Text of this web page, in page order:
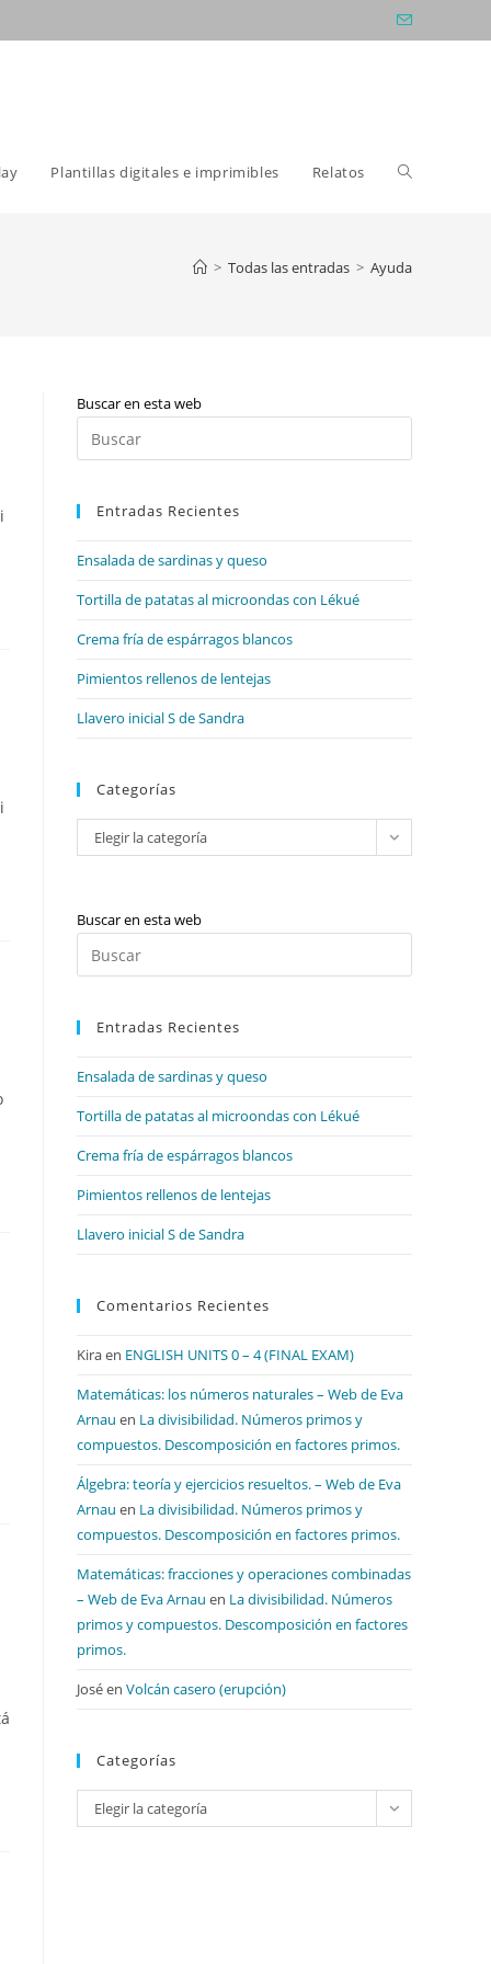
Plantillas digitales e imprimibles Relatos Alternar
la
> Todas las entradas > Ayuda
Buscar en esta web
Escape
Entradas Recientes
Ensalada de sardinas y queso
Tortilla de patatas al microondas con Lékué
Crema fría de espárragos blancos
Pimientos rellenos de lentejas
Llavero inicial S de Sandra
Categorías
Categorías
Elegir la categoría
Buscar en esta web
Escape
Entradas Recientes
Ensalada de sardinas y queso
Tortilla de patatas al microondas con Lékué
Crema fría de espárragos blancos
Pimientos rellenos de lentejas
Llavero inicial S de Sandra
Comentarios Recientes
Kiraen ENGLISH UNITS 0 – 4 (FINAL EXAM)
Matemáticas: los números naturales – Web de Eva
Arnau en La divisibilidad. Números primos y
compuestos. Descomposición en factores primos.
Álgebra: teoría y ejercicios resueltos. – Web de Eva
Arnau en La divisibilidad. Números primos y
compuestos. Descomposición en factores primos.
Matemáticas: fracciones y operaciones combinadas
– Web de Eva Arnau en La divisibilidad. Números
primos y compuestos. Descomposición en factores
primos.
Joséen Volcán casero (erupción)
Categorías
Categorías
Elegir la categoría